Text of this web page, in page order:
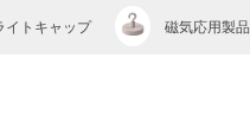
イト キャップ 磁気応用製品